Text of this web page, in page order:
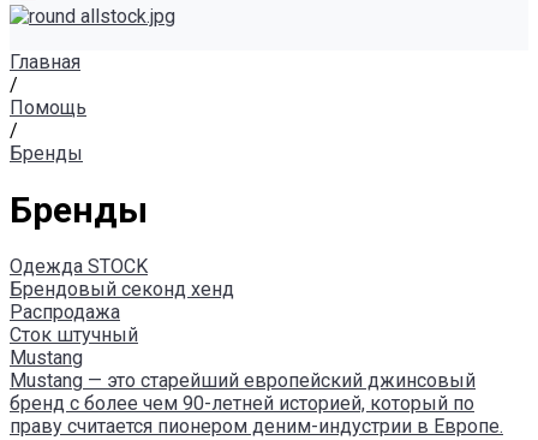
Главная
/
Помощь
/
Бренды
Бренды
Одежда STOCK
Брендовый секонд хенд
Распродажа
Сток штучный
Mustang
Mustang — это старейший европейский джинсовый
бренд с более чем 90-летней историей, который по
праву считается пионером деним-индустрии в Европе.